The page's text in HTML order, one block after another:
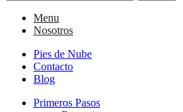
Menu
Nosotros
Pies de Nube
Contacto
Blog
Primeros Pasos